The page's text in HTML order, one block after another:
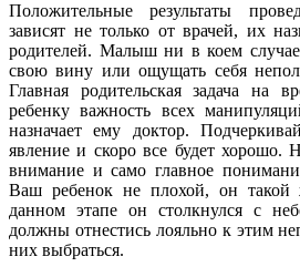
Положительные результаты
зависят не только от врачей, их
родителей. Малыш ни в коем
свою вину или ощущать себя
Главная родительская задача на
ребенку важность всех
назначает ему доктор.
явление и скоро все будет хорошо.
внимание и само главное
Ваш ребенок не плохой, он такой
данном этапе он столкнулся с
должны отнестись лояльно к этим
них выбраться.